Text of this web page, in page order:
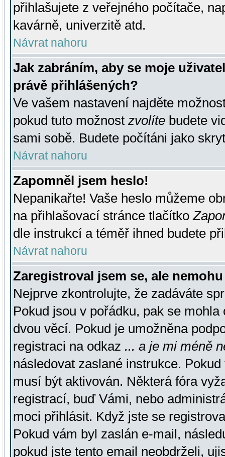
přihlašujete z veřejného počítače,
kavárně, univerzitě atd.
Návrat nahoru
Jak zabráním, aby se moje
právě přihlášených?
Ve vašem nastavení najděte
pokud tuto možnost zvolíte budete
sami sobě. Budete počítáni jako
Návrat nahoru
Zapomněl jsem heslo!
Nepanikařte! Vaše heslo můžeme
na přihlašovací stránce tlačítko
dle instrukcí a téměř ihned budete
Návrat nahoru
Zaregistroval jsem se, ale
Nejprve zkontrolujte, že zadáváte
Pokud jsou v pořádku, pak se
dvou věcí. Pokud je umožněna
registraci na odkaz ... a je mi méně
následovat zaslané instrukce.
musí být aktivován. Některá fóra
registrací, buď Vámi, nebo
moci přihlásit. Když jste se
Pokud vám byl zaslán e-mail,
pokud jste tento email neobdrželi,